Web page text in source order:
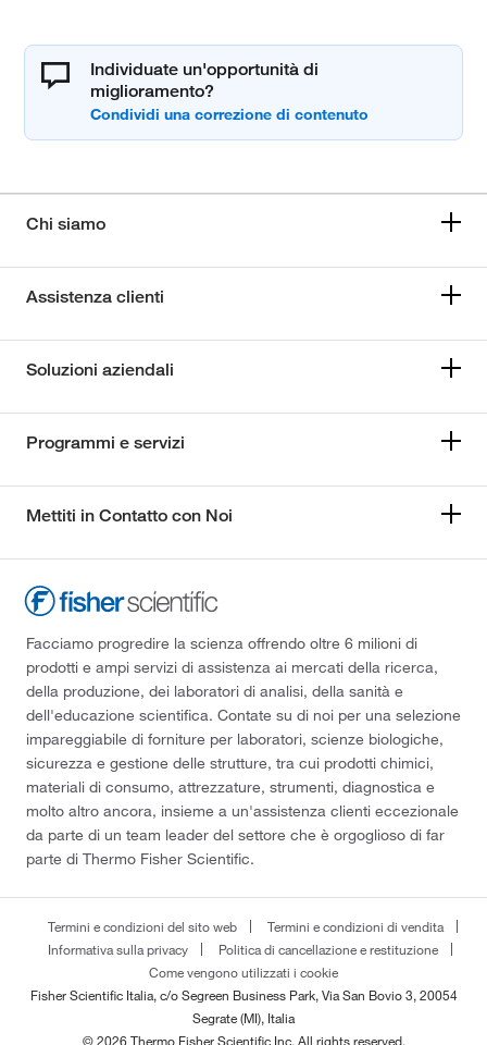
Individuate un'opportunità di
miglioramento?
Chi siamo
Assistenza clienti
Soluzioni aziendali
Programmi e servizi
Mettiti in Contatto con Noi
Facciamo progredire la scienza offrendo oltre 6 milioni di
prodotti e ampi servizi di assistenza ai mercati della ricerca,
della produzione, dei laboratori di analisi, della sanità e
dell'educazione scientifica. Contate su di noi per una selezione
impareggiabile di forniture per laboratori, scienze biologiche,
sicurezza e gestione delle strutture, tra cui prodotti chimici,
materiali di consumo, attrezzature, strumenti, diagnostica e
molto altro ancora, insieme a un'assistenza clienti eccezionale
da parte di un team leader del settore che è orgoglioso di far
parte di Thermo Fisher Scientific.
Termini e condizioni del sito web
Termini e condizioni di vendita
Informativa sulla privacy
Politica di cancellazione e restituzione
Come vengono utilizzati i cookie
Fisher Scientific Italia, c/o Segreen Business Park, Via San Bovio 3, 20054
Segrate (MI), Italia
© 2026 Thermo Fisher Scientific Inc. All rights reserved.